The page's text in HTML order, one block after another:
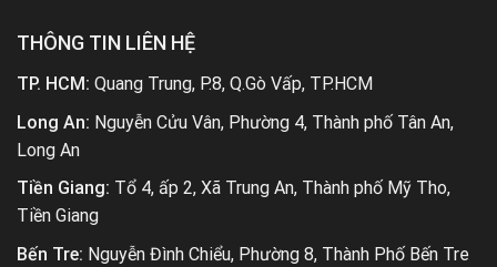
THÔNG TIN LIÊN HỆ
TP. HCM: Quang Trung, P.8, Q.Gò Vấp, TP.HCM
Long An: Nguyễn Cửu Vân, Phường 4, Thành phố Tân An,
Long An
Tiền Giang: Tổ 4, ấp 2, Xã Trung An, Thành phố Mỹ Tho,
Tiền Giang
Bến Tre: Nguyễn Đình Chiểu, Phường 8, Thành Phố Bến Tre